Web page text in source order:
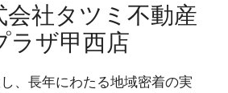
会社タツミ不動産
ラザ甲西店
、長年にわたる地域密着の実